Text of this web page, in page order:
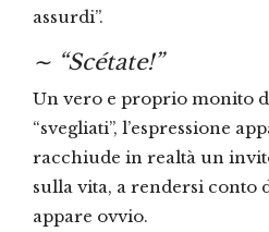
assurdi”.
∼ “Scétate!”
Un vero e proprio monito
“svegliati”, l’espressione
racchiude in realtà un
sulla vita, a rendersi conto
appare ovvio.